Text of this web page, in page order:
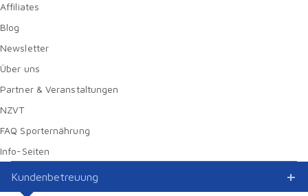
Affiliates
Blog
Newsletter
Über uns
Partner & Veranstaltungen
NZVT
FAQ Sporternährung
Info-Seiten
Kundenbetreuung